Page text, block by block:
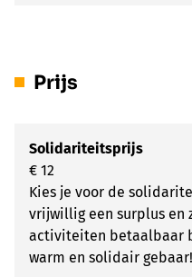
Prijs
Solidariteitsprijs
€ 12
Kies je voor de
vrijwillig een surplus en
activiteiten betaalbaar
warm en solidair gebaar!